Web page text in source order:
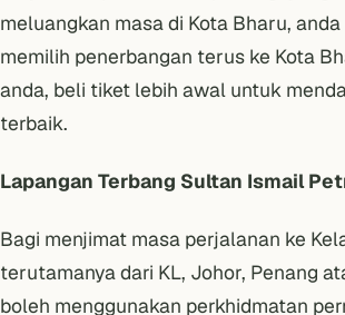
meluangkan masa di Kota Bharu,
memilih penerbangan terus ke Kota
anda, beli tiket lebih awal untuk
terbaik.
Lapangan Terbang Sultan Ismail
Bagi menjimat masa perjalanan ke
terutamanya dari KL, Johor, Penang
boleh menggunakan perkhidmatan